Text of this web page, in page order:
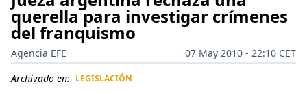
querella para investigar crímenes
del franquismo
Agencia EFE
07 May 2010 - 22:10 CET
Archivado en: LEGISLACIÓN